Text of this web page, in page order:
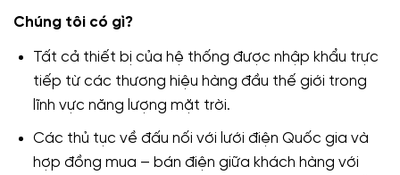
Chúng tôi có gì?
Tất cả thiết bị của hệ thống được nhập khẩu trực
tiếp từ các thương hiệu hàng đầu thế giới trong
lĩnh vực năng lượng mặt trời.
Các thủ tục về đấu nối với lưới điện Quốc gia và
hợp đồng mua – bán điện giữa khách hàng với